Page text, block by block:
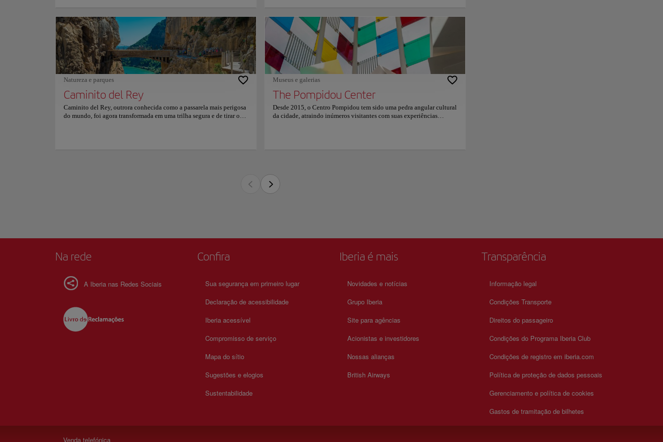
aventura culinária inesquecível. Quer esteja a saborear o seu prato de
frutos do mar ou a desfrutar de uma sangria refrescante, cada visita
promete uma festa memorável à beira-mar. Para mais informações
sobre reservas e preços, consulte seu site oficial.
Natureza e parques
Caminito del Rey
Caminito del Rey, outrora conhecida como a passarela mais perigosa
do mundo, foi agora transformada em uma trilha segura e de tirar o
Museus e galerias
The Pompidou Center
Desde 2015, o Centro Pompidou tem sido uma pedra angular cultural
da cidade, atraindo inúmeros visitantes com suas experiências
de oficiais espanhóis e franceses, ressaltou seu significado
internacional e criou uma ponte cultural única entre as duas nações.
Os visitantes do Centro Pompidou Málaga são tratados para uma
Desde 2015, o Centro Pompidou tem sido uma pedra angular cultural da cidade, atraindo inúmeros visitantes com suas
experiências cativantes e impressionantes coleções de arte. Este impressionante edifício em forma de cubo é um farol da
arte moderna no coração de Málaga, enriquecendo significativamente a paisagem cultural da cidade.
Como o posto avançado espanhol do renomado Centro Nacional de Arte e Cultura Georges Pompidou na França, o centro
possui um pedigree impressionante. Sua inauguração, com a presença de oficiais espanhóis e franceses, ressaltou seu
significado internacional e criou uma ponte cultural única entre as duas nações.
Os visitantes do Centro Pompidou Málaga são tratados para uma festa visual, tanto por dentro quanto por fora. O design
exterior arrojado contrasta lindamente com a arquitetura tradicional andaluza, enquanto o interior abriga um tesouro de
maravilhas artísticas. Com a sua coleção permanente de arte influente dos séculos XX e XXI e exposições temporárias
rotativas, há sempre algo novo para descobrir.
Na rede
A Iberia nas Redes Sociais
Confira
Sua segurança em primeiro lugar
Declaração de acessibilidade
Iberia acessível
Compromisso de serviço
Mapa do sítio
Sugestões e elogios
Sustentabilidade
Iberia é mais
Novidades e notícias
Grupo Iberia
Site para agências
Acionistas e investidores
Nossas alianças
British Airways
Transparência
Informação legal
Condições Transporte
Direitos do passageiro
Condições do Programa Iberia Club
Condições de registro em iberia.com
Política de proteção de dados pessoais
Gerenciamento e política de cookies
Gastos de tramitação de bilhetes
Venda telefónica